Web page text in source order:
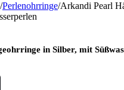
/Perlenohrringe/Arkandi Pearl
in Silber, mit